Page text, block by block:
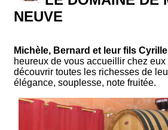
NEUVE
Michèle, Bernard et leur fils
heureux de vous accueillir chez
découvrir toutes les richesses de
élégance, souplesse, note fruitée.